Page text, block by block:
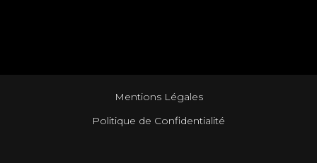
Mentions Légales
Politique de Confidentialité